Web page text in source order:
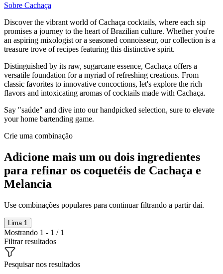
Sobre Cachaça
Discover the vibrant world of Cachaça cocktails, where each sip
promises a journey to the heart of Brazilian culture. Whether you're
an aspiring mixologist or a seasoned connoisseur, our collection is a
treasure trove of recipes featuring this distinctive spirit.
Distinguished by its raw, sugarcane essence, Cachaça offers a
versatile foundation for a myriad of refreshing creations. From
classic favorites to innovative concoctions, let's explore the rich
flavors and intoxicating aromas of cocktails made with Cachaça.
Say "saúde" and dive into our handpicked selection, sure to elevate
your home bartending game.
Crie uma combinação
Adicione mais um ou dois ingredientes
para refinar os coquetéis de Cachaça e
Melancia
Use combinações populares para continuar filtrando a partir daí.
Lima 1
Mostrando 1 - 1 / 1
Filtrar resultados
Pesquisar nos resultados